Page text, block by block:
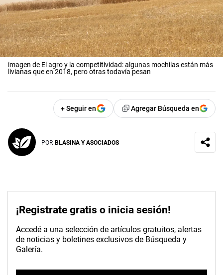
imagen de El agro y la competitividad: algunas mochilas están más
livianas que en 2018, pero otras todavía pesan
+ Seguir en Agregar Búsqueda en
POR BLASINA Y ASOCIADOS
¡Registrate gratis o inicia sesión!
Accedé a una selección de artículos gratuitos, alertas
de noticias y boletines exclusivos de Búsqueda y
Galería.